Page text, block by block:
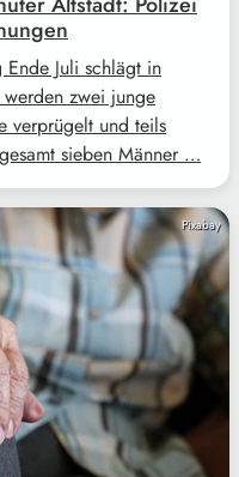
Juli schlägt in
zwei junge
verprügelt und teils
sieben Männer …
Pixabay